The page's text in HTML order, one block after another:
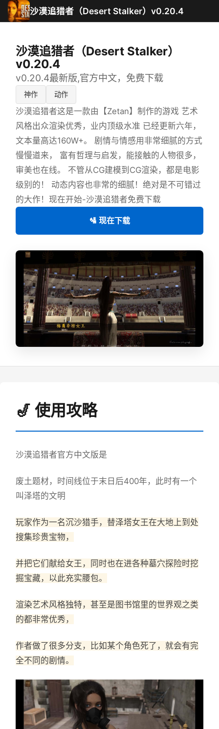
沙漠追猎者（Desert Stalker）v0.20.4
沙漠追猎者（Desert Stalker）
v0.20.4
v0.20.4最新版,官方中文，免费下载
神作 动作
沙漠追猎者这是一款由【Zetan】制作的游戏 艺术
风格出众渲染优秀，业内顶级水准 已经更新六年，
文本量高达160W+。 剧情与情感用非常细腻的方式
慢慢道来， 富有哲理与启发，能接触的人物很多，
审美也在线。 不管从CG建模到CG渲染，都是电影
级别的！ 动态内容也非常的细腻！绝对是不可错过
的大作！现在开始-沙漠追猎者免费下载
🛂 现在下载
🎷 使用攻略
沙漠追猎者官方中文版是
废土题材，时间线位于末日后400年，此时有一个
叫泽塔的文明
玩家作为一名沉沙猎手，替泽塔女王在大地上到处
搜集珍贵宝物，
并把它们献给女王，同时也在进各种墓穴探险时挖
掘宝藏，以此充实腰包。
渲染艺术风格独特，甚至是图书馆里的世界观之类
的都非常优秀，
作者做了很多分支，比如某个角色死了，就会有完
全不同的剧情。